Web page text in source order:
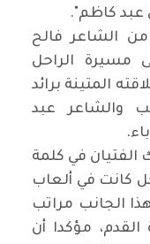
عبد كاظم".
الشاعر فالح
مسيرة الراحل
المتينة برائد
والشاعر عبد
الفتيان في كلمة
كانت في ألعاب
الجانب مراتب
القدم، مؤكدا أن